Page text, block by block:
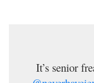
It’s senior